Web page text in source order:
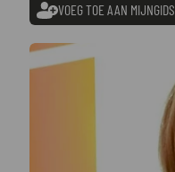
VOEG TOE AAN MIJNGIDS